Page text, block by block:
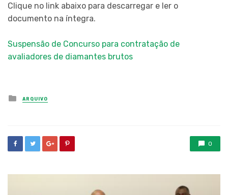
Clique no link abaixo para descarregar e ler o
documento na íntegra.
Suspensão de Concurso para contratação de
avaliadores de diamantes brutos
Posted
in
ARQUIVO
0